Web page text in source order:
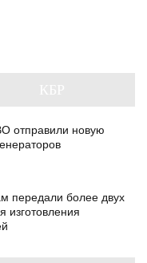
отправили новую
передали более двух
изготовления